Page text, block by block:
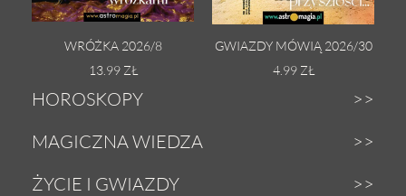
WRÓŻKA 2026/8
13.99 ZŁ
GWIAZDY MÓWIĄ 2026/30
4.99 ZŁ
HOROSKOPY
Dzienny
Tygodniowy
MAGICZNA WIEDZA
Zodiak
ŻYCIE I GWIAZDY